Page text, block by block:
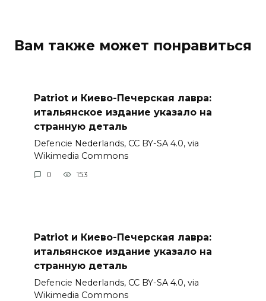
Вам также может понравиться
Patriot и Киево-Печерская лавра:
итальянское издание указало на
странную деталь
Defencie Nederlands, CC BY-SA 4.0, via
Wikimedia Commons
0 153
Patriot и Киево-Печерская лавра:
итальянское издание указало на
странную деталь
Defencie Nederlands, CC BY-SA 4.0, via
Wikimedia Commons